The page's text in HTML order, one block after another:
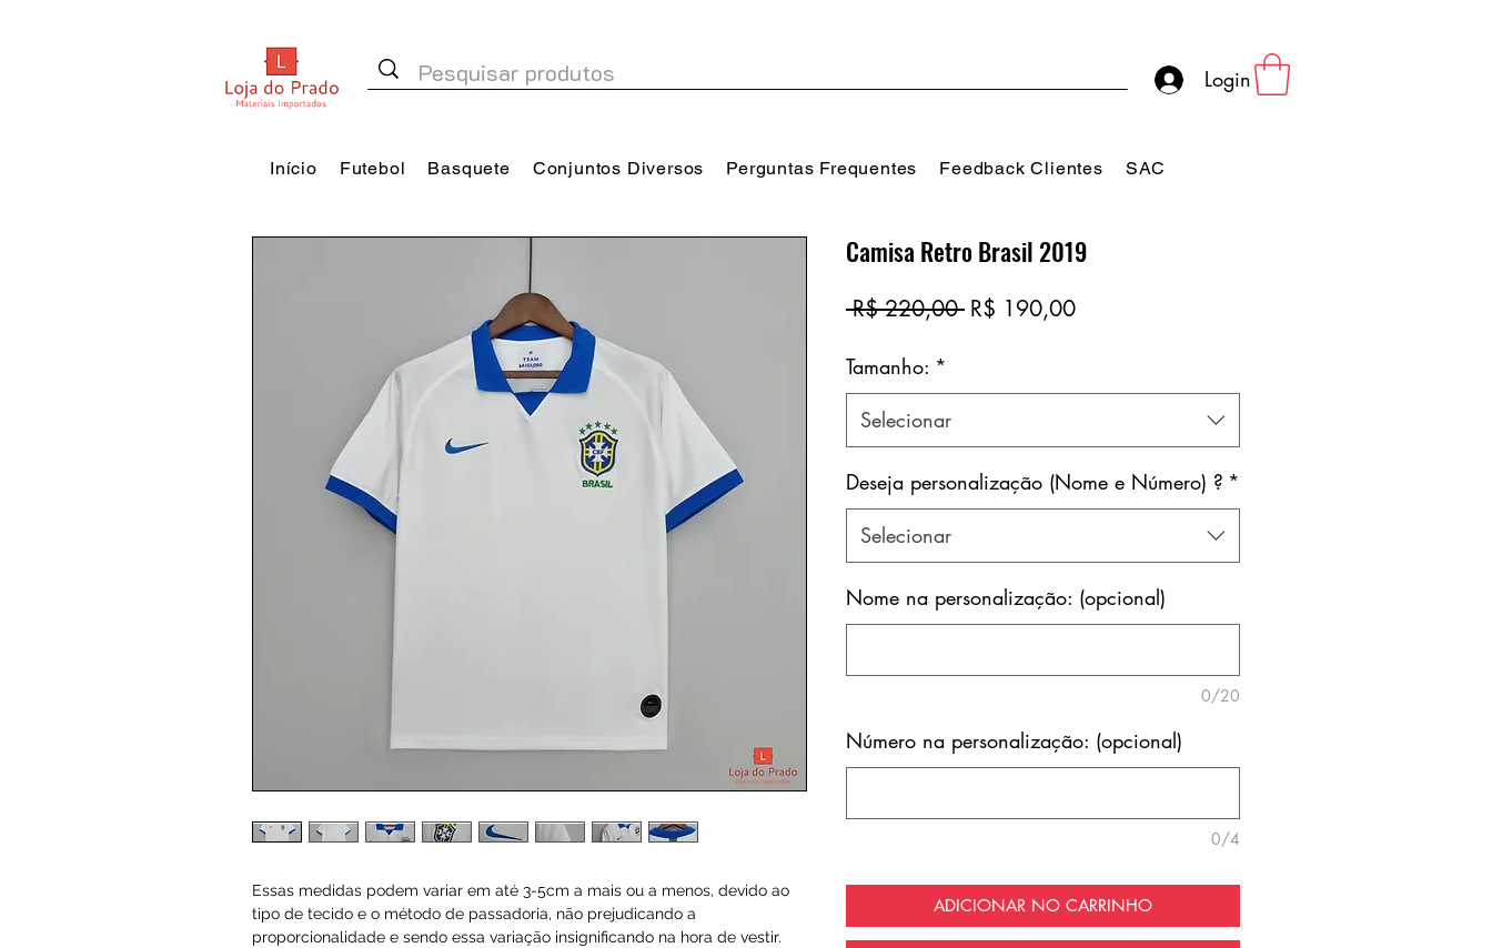
Login
Início Futebol Basquete Conjuntos Diversos Perguntas Frequentes Feedback Clientes SAC
Essas medidas podem variar em até 3-5cm a mais ou a menos, devido ao
tipo de tecido e o método de passadoria, não prejudicando a
proporcionalidade e sendo essa variação insignificando na hora de vestir.
Camisa Retro Brasil 2019
R$ 220,00 Preço
R$ 190,00Preço
Tamanho: *
Selecionar
Deseja personalização (Nome e Número) ? *
Selecionar
Nome na personalização: (opcional)
0/20
Número na personalização: (opcional)
0/4
ADICIONAR NO CARRINHO